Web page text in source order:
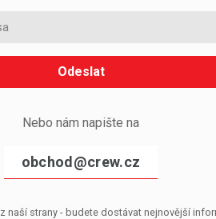
Odeslat
Nebo nám napište na
obchod@crew.cz
strany - budete dostávat nejnovější